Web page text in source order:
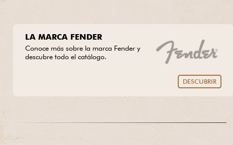
LA MARCA FENDER
Conoce más sobre la marca Fender y
descubre todo el catálogo.
DESCUBRIR